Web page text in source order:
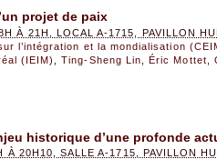
projet de paix
À 21H, LOCAL A-1715, PAVILLON
l’intégration et la mondialisation
(IEIM)
,Ting-Sheng Lin ,Éric Mottet
historique d’une profonde
À 20H10, SALLE A-1715, PAVILLON